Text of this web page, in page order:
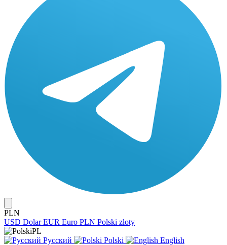
PLN
USD Dolar EUR Euro PLN Polski złoty
PL
Русский
Polski English